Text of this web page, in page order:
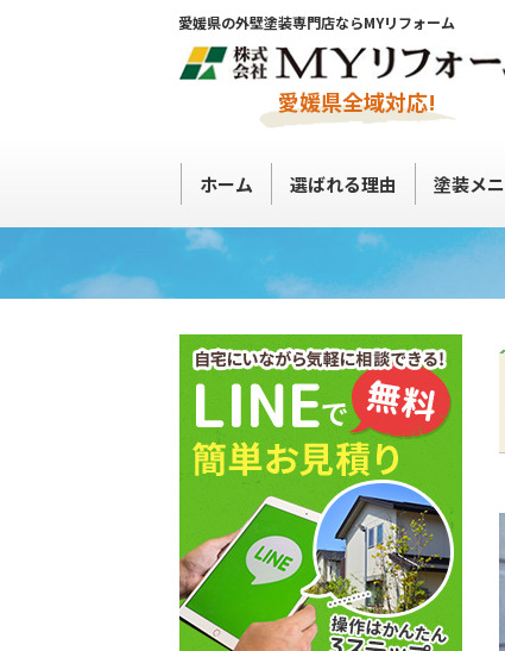
愛媛県の外壁塗装専門店ならMYリフォーム
愛媛県全域対応!
ホーム 選ばれる理由 塗装メ